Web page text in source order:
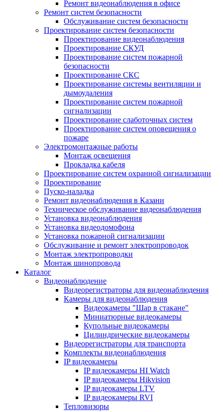
Ремонт видеонаблюдения в офисе
Ремонт систем безопасности
Обслуживание систем безопасности
Проектирование систем безопасности
Проектирование видеонаблюдения
Проектирование СКУД
Проектирование систем пожарной
безопасности
Проектирование СКС
Проектирование системы вентиляции и
дымоудаления
Проектирование систем пожарной
сигнализации
Проектирование слаботочных систем
Проектирование систем оповещения о
пожаре
Электромонтажные работы
Монтаж освещения
Прокладка кабеля
Проектирование систем охранной сигнализации
Проектирование
Пуско-наладка
Ремонт видеонаблюдения в Казани
Техническое обслуживание видеонаблюдения
Установка видеонаблюдения
Установка видеодомофона
Установка пожарной сигнализации
Обслуживание и ремонт электропроводок
Монтаж электропроводки
Монтаж шинопровода
Каталог
Видеонаблюдение
Видеорегистраторы для видеонаблюдения
Камеры для видеонаблюдения
Видеокамеры "Шар в стакане"
Миниатюрные видеокамеры
Купольные видеокамеры
Цилиндрические видеокамеры
Видеорегистраторы для транспорта
Комплекты видеонаблюдения
IP видеокамеры
IP видеокамеры HI Watch
IP видеокамеры Hikvision
IP видеокамеры LTV
IP видеокамеры RVI
Тепловизоры